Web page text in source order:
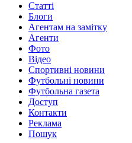
Статті
Блоги
Агентам на замітку
Агенти
Фото
Відео
Спортивні новини
Футбольні новини
Футбольна газета
Доступ
Контакти
Реклама
Пошук